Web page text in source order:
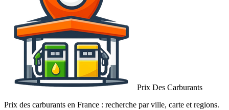
Prix Des Carburants
Prix des carburants en France : recherche par ville, carte et regions.